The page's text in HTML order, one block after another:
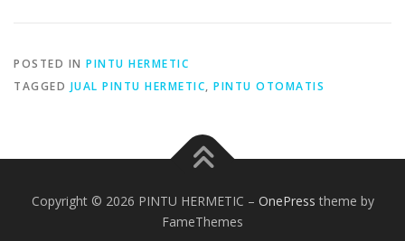
POSTED IN PINTU HERMETIC
TAGGED JUAL PINTU HERMETIC, PINTU OTOMATIS
Copyright © 2026 PINTU HERMETIC – OnePress theme by
FameThemes